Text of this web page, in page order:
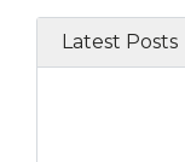
Latest Posts